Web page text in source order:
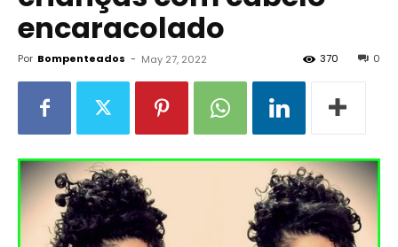
encaracolado
Por Bompenteados - May 27, 2022 0
370